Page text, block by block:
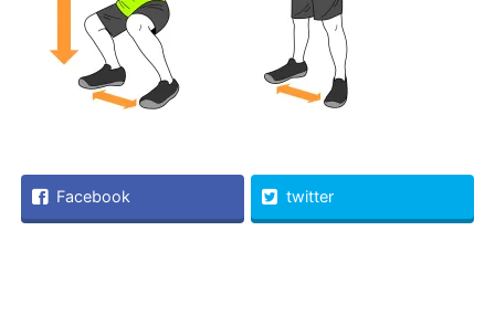
Facebook twitter